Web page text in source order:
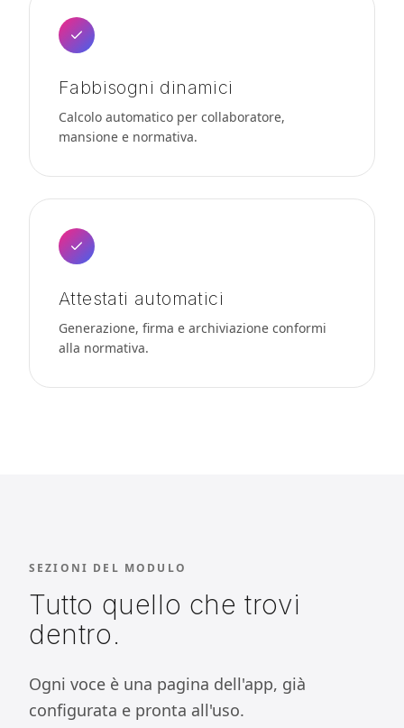
Fabbisogni dinamici
Calcolo automatico per collaboratore,
mansione e normativa.
Attestati automatici
Generazione, firma e archiviazione conformi
alla normativa.
SEZIONI DEL MODULO
Tutto quello che trovi
dentro.
Ogni voce è una pagina dell'app, già
configurata e pronta all'uso.